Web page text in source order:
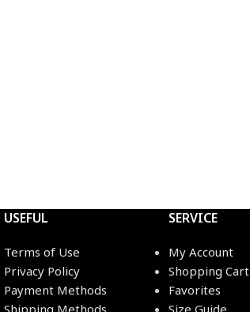
USEFUL
Terms of Use
Privacy Policy
Payment Methods
Shipping Methods
SERVICE
My Account
Shopping Cart
Favorites
Size Guide